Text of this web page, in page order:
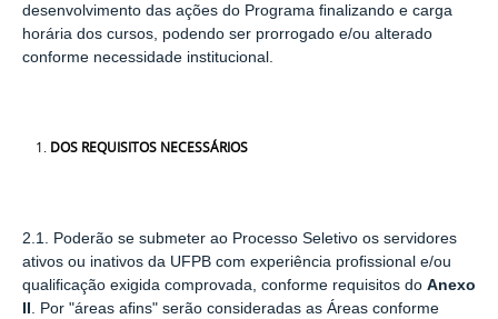
desenvolvimento das ações do Programa ﬁnalizando e carga
horária dos cursos, podendo ser prorrogado e/ou alterado
conforme necessidade institucional.
DOS REQUISITOS NECESSÁRIOS
2.1. Poderão se submeter ao Processo Seletivo os servidores
ativos ou inativos da UFPB com experiência proﬁssional e/ou
qualiﬁcação exigida comprovada, conforme requisitos do Anexo
. Por "áreas aﬁns" serão consideradas as Áreas conforme